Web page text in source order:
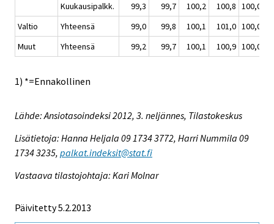
Kuukausipalkk.
99,3 99,7 100,2 100,8 100,0
Valtio
Yhteensä 99,0 99,8 100,1 101,0 100,0
Muut
Yhteensä 99,2 99,7 100,1 100,9 100,0
1) *=Ennakollinen
Lähde: Ansiotasoindeksi 2012, 3. neljännes, Tilastokeskus
Lisätietoja: Hanna Heljala 09 1734 3772, Harri Nummila 09
1734 3235, palkat.indeksit@stat.fi
Vastaava tilastojohtaja: Kari Molnar
Päivitetty 5.2.2013